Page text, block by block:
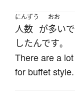
にんずう
人数 が
おお
多い
したんです。
There are a
for buffet style.